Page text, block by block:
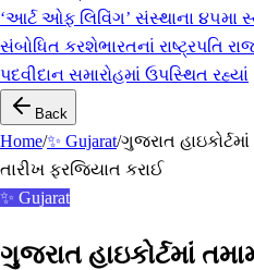
‘આર્ટ ઓફ લિવિંગ’ સંસ્થાના ૪૫મા
સંબોધિત કરશેભારતનાં રાષ્ટ્રપતિ
પદવીદાન સમારોહમાં ઉપસ્થિત રહ્યાં
Back
Home/✨ Gujarat/ગુજરાત
તારીખ ફરજિયાત કરાઈ
✨ Gujarat
ગુજરાત હાઇકોર્ટમાં